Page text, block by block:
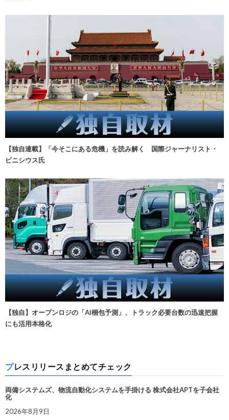
【独自連載】「今そこにある危機」を読み解く 国際ジャーナリスト・
ビニシウス氏
【独自】オープンロジの「AI梱包予測」、トラック必要台数の迅速把握
にも活用本格化
プレスリリースまとめてチェック
両備システムズ、物流自動化システムを手掛ける 株式会社APTを子会社
化
2026年8月9日